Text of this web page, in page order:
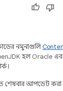
নমুনাগুলি
হল Oracle
আপডেট করা